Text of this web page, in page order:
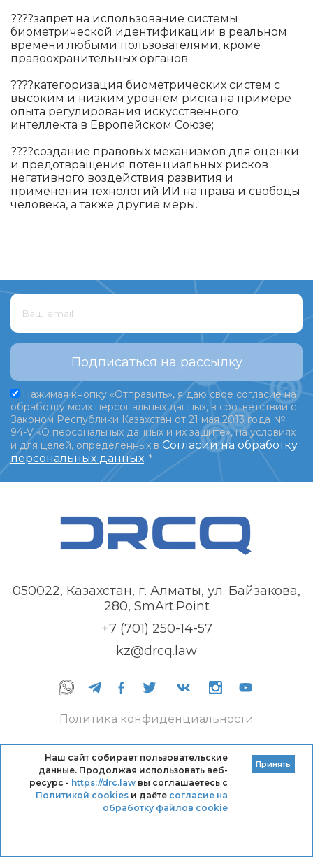
????запрет на использование системы
биометрической идентификации в реальном
времени любыми пользователями, кроме
правоохранительных органов;
????категоризация биометрических систем с
высоким и низким уровнем риска на примере
опыта регулирования искусственного
интеллекта в Европейском Союзе;
????создание правовых механизмов для оценки
и предотвращения потенциальных рисков
негативного воздействия развития и
применения технологий ИИ на права и свободы
человека, а также другие меры.
Подписаться на рассылку
Нажимая кнопку «Отправить», я даю свое согласие на
обработку моих персональных данных, в соответствии с
Законом Республики Казахстан от 21 мая 2013 года №
94-V «О персональных данных и их защите», на условиях
и для целей, определенных в Согласии на обработку
персональных данных. *
050022, Казахстан, г. Алматы, ул. Байзакова,
280, SmArt.Point
+7 (701) 250-14-57
kz@drcq.law
Политика конфиденциальности
Кодекс профессиональной этики DRC
Правила оказания услуг
Наш сайт собирает пользовательские
данные. Продолжая использовать веб-
ресурс - https://drc.lawвы соглашаетесь с
Политикой cookiesи даёте согласие на
обработку файлов cookie
Принять